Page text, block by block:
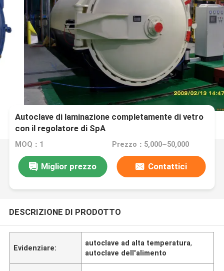
Autoclave di laminazione completamente di vetro
con il regolatore di SpA
MOQ：1 Prezzo：5,000~50,000
Miglior prezzo Contattici
DESCRIZIONE DI PRODOTTO
Evidenziare:
autoclave ad alta temperatura,
autoclave dell'alimento